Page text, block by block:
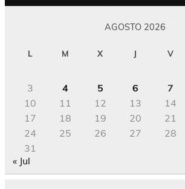
AGOSTO 2026
L M X J V
3
4 5 6 7
10
11 12 13 14
17
18 19 20 21
24
25 26 27 28
31
« Jul